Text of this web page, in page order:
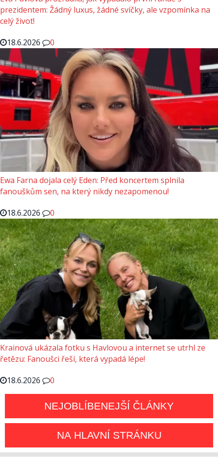
prezidentem: Žádný luxus, žádné svíčky, ale vzpomínka na
celý život!
18.6.2026
0
Ewa Farna dojala celý Eden: Před koncertem splnila
fanouškům sen, na který nikdy nezapomenou!
18.6.2026
0
Krainová ukázala fotku s Havlovou a internet se utrhl ze
řetězu: Fanoušci řeší, která vypadá lépe!
18.6.2026
0
NEJOBLÍBENEJŠÍ ČLÁNKY
NA HLAVNÍ STRÁNKU